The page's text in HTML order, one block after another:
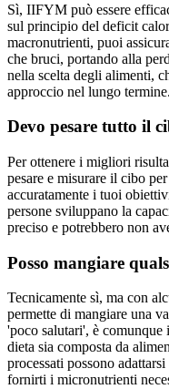
Sì, IIFYM può essere
sul principio del deficit
macronutrienti, puoi
che bruci, portando alla
nella scelta degli alimenti,
approccio nel lungo termine.
Devo pesare tutto il
Per ottenere i migliori
pesare e misurare il cibo
accuratamente i tuoi
persone sviluppano la
preciso e potrebbero non
Posso mangiare
Tecnicamente sì, ma con
permette di mangiare una
'poco salutari', è comunque
dieta sia composta da
processati possono
fornirti i micronutrienti